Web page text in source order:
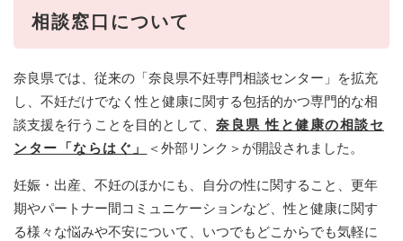
相談窓口について
奈良県では、従来の「奈良県不妊専門相談センター」を拡充
し、不妊だけでなく性と健康に関する包括的かつ専門的な相
談支援を行うことを目的として、 奈良県 性と健康の相談セ
ンター「ならはぐ」
＜外部リンク＞ が開設されました。
妊娠・出産、不妊のほかにも、自分の性に関すること、更年
期やパートナー間コミュニケーションなど、性と健康に関す
る様々な悩みや不安について、いつでもどこからでも気軽に